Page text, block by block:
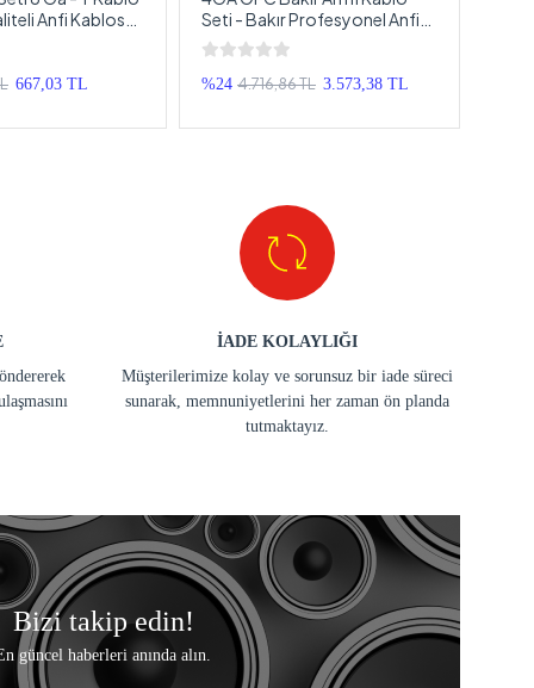
Anfi Kablosu
Set
667,03 TL
Seti - Bakır Profesyonel Anfi
Kablosu Seti 4GA
%24 4.716,86 TL 3.573,38 TL
İADE KOLAYLIĞI
Müşterilerimize kolay ve sorunsuz bir iade süreci
sunarak, memnuniyetlerini her zaman ön planda
tutmaktayız.
Bizi takip edin!
güncel haberleri anında alın.